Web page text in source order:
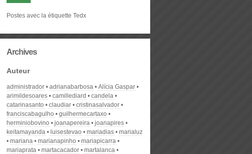
Postes avec la étiquette Tedx
Archives
Auteur
administrador adrianabarbosa
Alícia Gaspar
arimildesoares
camillediard
candela
catarinasanto
claudiar
cristinasalvador
franciscabagulho
guilhermecartaxo
herminiobovino
joanapereira
joanapires
keitamayanda
luisestevao mariadias
marialuz
mariana
marianapinho
mariapicarra
mariaprata
martacacador
martalanca